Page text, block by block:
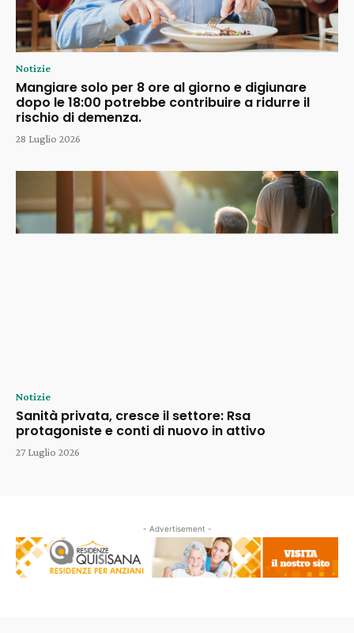
Notizie
Mangiare solo per 8 ore al giorno e digiunare
dopo le 18:00 potrebbe contribuire a ridurre il
rischio di demenza.
28 Luglio 2026
Notizie
Sanità privata, cresce il settore: Rsa
protagoniste e conti di nuovo in attivo
27 Luglio 2026
- Advertisement -